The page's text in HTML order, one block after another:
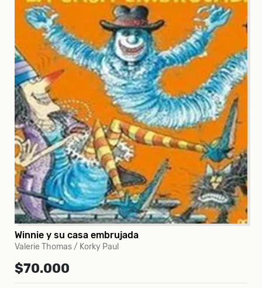
Winnie y su casa embrujada
Valerie Thomas / Korky Paul
$70.000